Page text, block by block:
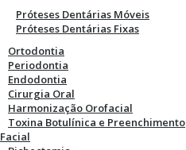
Próteses Dentárias Móveis
Próteses Dentárias Fixas
Ortodontia
Periodontia
Endodontia
Cirurgia Oral
Harmonização Orofacial
Toxina Botulínica e Preenchimento
Facial